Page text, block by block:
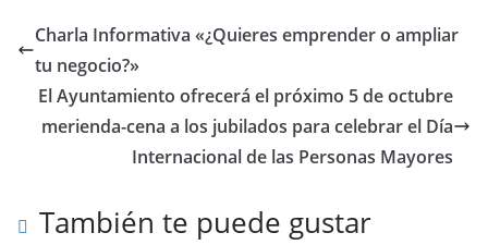
Charla Informativa «¿Quieres emprender o ampliar
tu negocio?»
El Ayuntamiento ofrecerá el próximo 5 de octubre
merienda-cena a los jubilados para celebrar el Día
Internacional de las Personas Mayores
También te puede gustar